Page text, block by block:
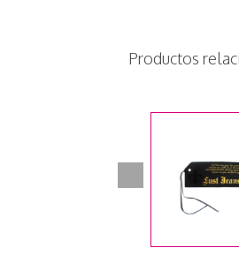
Productos